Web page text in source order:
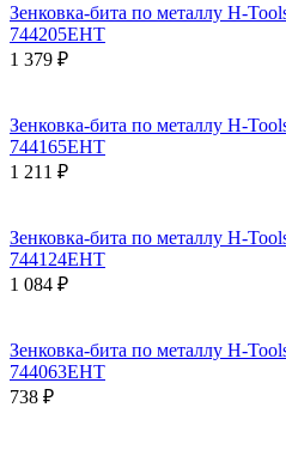
Зенковка-бита по металлу H-
744205EHT
1 379 ₽
Зенковка-бита по металлу H-
744165EHT
1 211 ₽
Зенковка-бита по металлу H-
744124EHT
1 084 ₽
Зенковка-бита по металлу H-
744063EHT
738 ₽